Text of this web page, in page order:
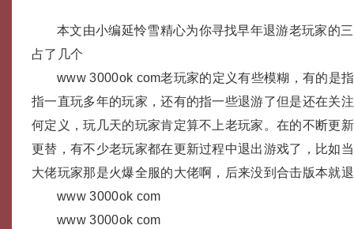
本文由小编延怜雪精心为你寻找早年退游老玩家的
占了几个
www 3000ok com老玩家的定义有些模糊，有的是
指一直玩多年的玩家，还有的指一些退游了但是还在关
何定义，玩几天的玩家肯定算不上老玩家。在的不断更
更替，有不少老玩家都在更新过程中退出游戏了，比如
大佬玩家那是火爆全服的大佬啊，后来没到合击版本就
www 3000ok com
www 3000ok com